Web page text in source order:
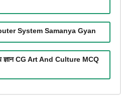
System Samanya Gyan
ज्ञान CG Art And Culture MCQ